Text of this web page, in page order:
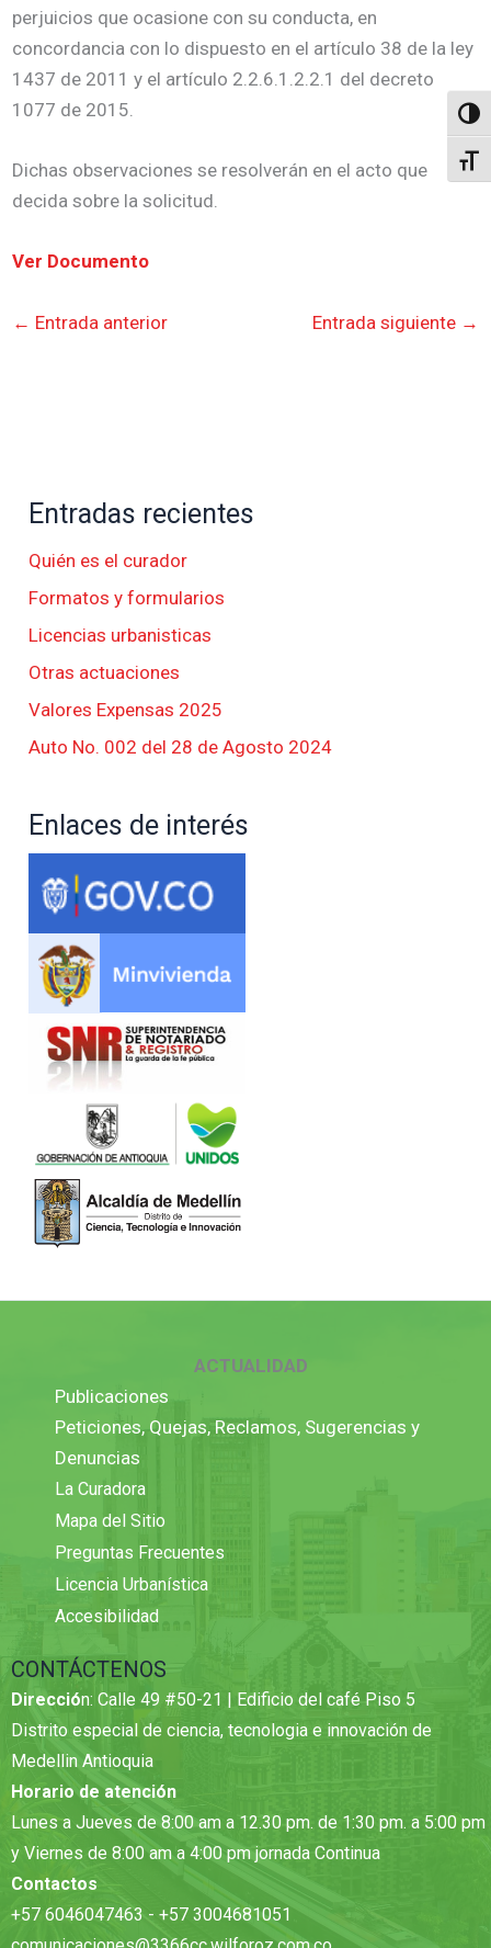
perjuicios que ocasione con su conducta, en
concordancia con lo dispuesto en el artículo 38 de la ley
1437 de 2011 y el artículo 2.2.6.1.2.2.1 del decreto
1077 de 2015.
Dichas observaciones se resolverán en el acto que
decida sobre la solicitud.
Ver Documento
← Entrada anterior Entrada siguiente →
Entradas recientes
Quién es el curador
Formatos y formularios
Licencias urbanisticas
Otras actuaciones
Valores Expensas 2025
Auto No. 002 del 28 de Agosto 2024
Enlaces de interés
ACTUALIDAD
Publicaciones
Peticiones, Quejas, Reclamos, Sugerencias y
Denuncias
La Curadora
Mapa del Sitio
Preguntas Frecuentes
Licencia Urbanística
Accesibilidad
CONTÁCTENOS
Dirección: Calle 49 #50-21 | Edificio del café Piso 5
Distrito especial de ciencia, tecnologia e innovación de
Medellin Antioquia
Horario de atención
Lunes a Jueves de 8:00 am a 12.30 pm. de 1:30 pm. a 5:00 pm
y Viernes de 8:00 am a 4:00 pm jornada Continua
Contactos
+57 6046047463 - +57 3004681051